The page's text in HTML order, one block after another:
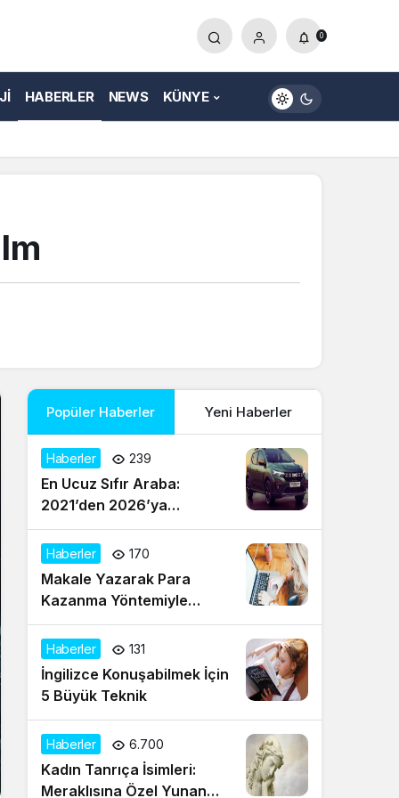
0
HABERLER NEWS KÜNYE
Popüler Haberler Yeni Haberler
Haberler 239
En Ucuz Sıfır Araba:
2021’den 2026’ya
Türkiye’de Uygun Fiyatlı
Modeller ve Güncel Durum
Haberler 170
Makale Yazarak Para
Kazanma Yöntemiyle
Evden Gelir Sağlayın
Haberler 131
İngilizce Konuşabilmek İçin
5 Büyük Teknik
Haberler 6.700
Kadın Tanrıça İsimleri:
Meraklısına Özel Yunan